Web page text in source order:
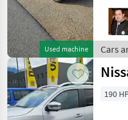
Used machine
Sitzer
Cars
190